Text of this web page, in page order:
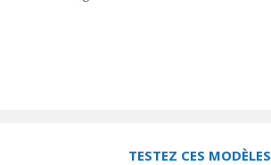
TESTEZ CES MODÈLES